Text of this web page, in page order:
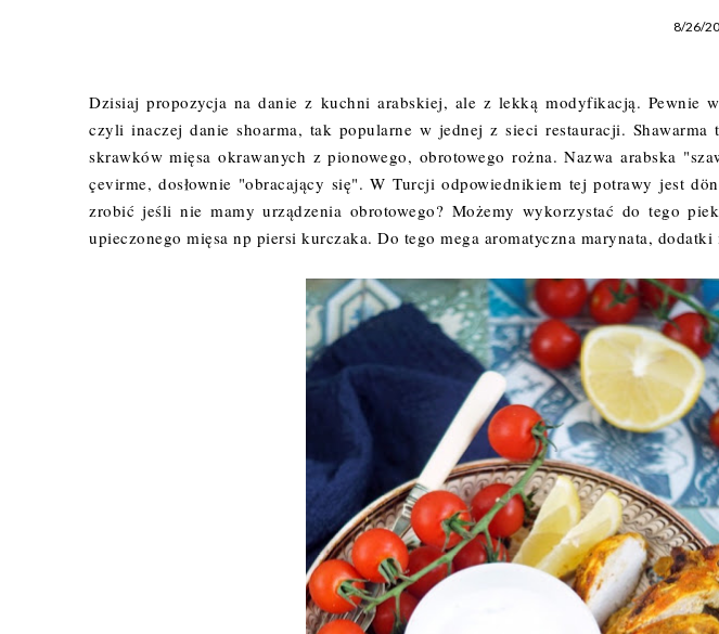
8/26/
Dzisiaj propozycja na danie z kuchni arabskiej, ale z lekką modyfikacją. Pewnie
czyli inaczej danie shoarma, tak popularne w jednej z sieci restauracji.
skrawków mięsa okrawanych z pionowego, obrotowego rożna. Nazwa arabska
çevirme, dosłownie "obracający się". W Turcji odpowiednikiem tej potrawy jest
zrobić jeśli nie mamy urządzenia obrotowego? Możemy wykorzystać do tego
upieczonego mięsa np piersi kurczaka. Do tego mega aromatyczna marynata, dodatki